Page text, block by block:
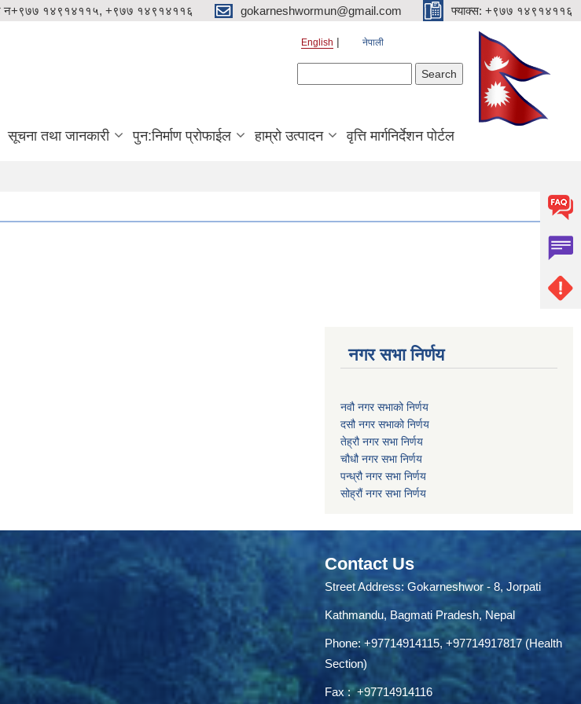
न+९७७ १४९१४११५, +९७७ १४९१४११६ gokarneshwormun@gmail.com फ्याक्स: +९७७ १४९१४११६
English नेपाली
सूचना तथा जानकारी पुन:निर्माण प्रोफाईल हाम्रो उत्पादन वृत्ति मार्गनिर्देशन पोर्टल
नगर सभा निर्णय
नवौ नगर सभाको निर्णय
दसौ नगर सभाको निर्णय
तेह्रौ नगर सभा निर्णय
चौधौ नगर सभा निर्णय
पन्ध्रौ नगर सभा निर्णय
सोह्रौं नगर सभा निर्णय
Contact Us
Street Address: Gokarneshwor - 8, Jorpati
Kathmandu, Bagmati Pradesh, Nepal
Phone: +97714914115, +97714917817 (Health
Section)
Fax :+97714914116